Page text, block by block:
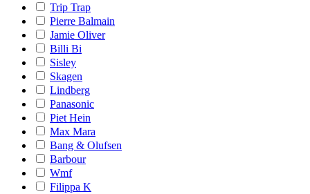
Trip Trap
Pierre Balmain
Jamie Oliver
Billi Bi
Sisley
Skagen
Lindberg
Panasonic
Piet Hein
Max Mara
Bang & Olufsen
Barbour
Wmf
Filippa K